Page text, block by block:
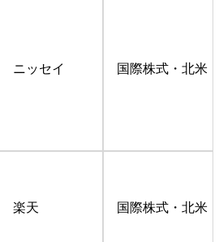
ニッセイ 国際株式・北米
楽天 国際株式・北米